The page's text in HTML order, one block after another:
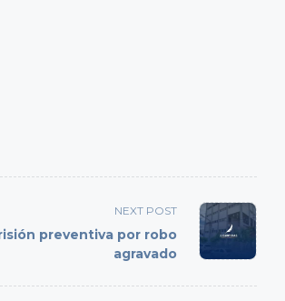
NEXT POST
preventiva por robo
agravado